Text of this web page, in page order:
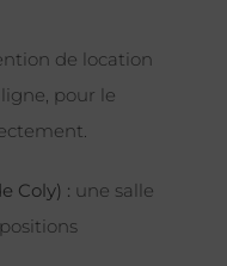
de location
pour le
Coly) : une salle